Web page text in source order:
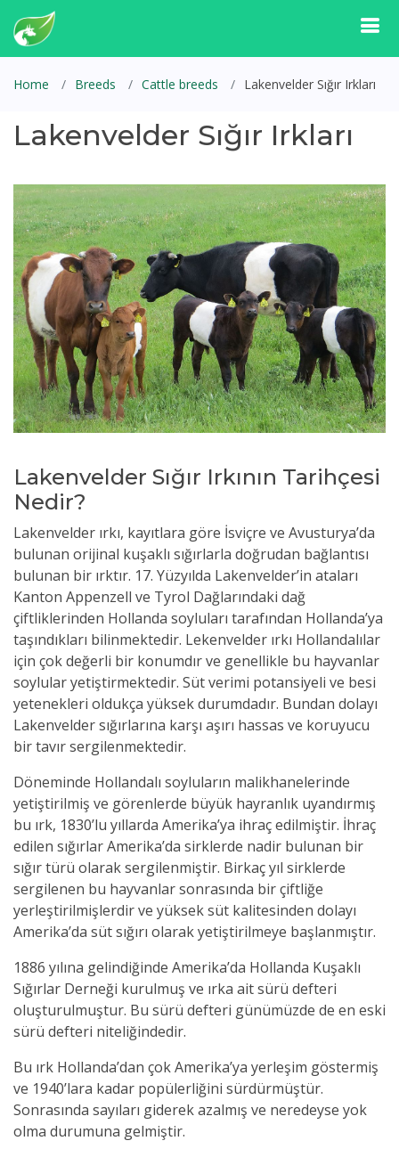
Home Breeds Cattle breeds Lakenvelder Sığır Irkları
Lakenvelder Sığır Irkları
Lakenvelder Sığır Irkının Tarihçesi
Nedir?
Lakenvelder ırkı, kayıtlara göre İsviçre ve Avusturya’da
bulunan orijinal kuşaklı sığırlarla doğrudan bağlantısı
bulunan bir ırktır. 17. Yüzyılda Lakenvelder’in ataları
Kanton Appenzell ve Tyrol Dağlarındaki dağ
çiftliklerinden Hollanda soyluları tarafından Hollanda’ya
taşındıkları bilinmektedir. Lekenvelder ırkı Hollandalılar
için çok değerli bir konumdır ve genellikle bu hayvanlar
soylular yetiştirmektedir. Süt verimi potansiyeli ve besi
yetenekleri oldukça yüksek durumdadır. Bundan dolayı
Lakenvelder sığırlarına karşı aşırı hassas ve koruyucu
bir tavır sergilenmektedir.
Döneminde Hollandalı soyluların malikhanelerinde
yetiştirilmiş ve görenlerde büyük hayranlık uyandırmış
bu ırk, 1830’lu yıllarda Amerika’ya ihraç edilmiştir. İhraç
edilen sığırlar Amerika’da sirklerde nadir bulunan bir
sığır türü olarak sergilenmiştir. Birkaç yıl sirklerde
sergilenen bu hayvanlar sonrasında bir çiftliğe
yerleştirilmişlerdir ve yüksek süt kalitesinden dolayı
Amerika’da süt sığırı olarak yetiştirilmeye başlanmıştır.
1886 yılına gelindiğinde Amerika’da Hollanda Kuşaklı
Sığırlar Derneği kurulmuş ve ırka ait sürü defteri
oluşturulmuştur. Bu sürü defteri günümüzde de en eski
sürü defteri niteliğindedir.
Bu ırk Hollanda’dan çok Amerika’ya yerleşim göstermiş
ve 1940’lara kadar popülerliğini sürdürmüştür.
Sonrasında sayıları giderek azalmış ve neredeyse yok
olma durumuna gelmiştir.